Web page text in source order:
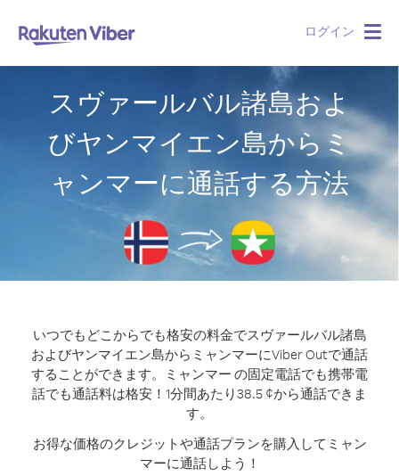
ログイン
スヴァールバル諸島およ
びヤンマイエン島からミ
ャンマーに通話する方法
いつでもどこからでも格安の料金でスヴァールバル諸島
およびヤンマイエン島からミャンマーにViber Outで通話
することができます。
ミャンマー の固定電話でも携帯電
話でも通話料は格安！1分間あたり38.5 ¢から通話できま
す。
お得な価格のクレジットや通話プランを購入してミャン
マーに通話しよう！